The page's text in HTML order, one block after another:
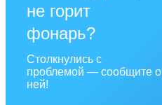
не горит
фонарь?
Столкнулись с
проблемой — сообщите о
ней!